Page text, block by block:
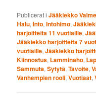
Publicerat i Jääkiekko
Halu,Into,Intohimo,
harjoitteita 11 vuotiaille,
Jääkiekko harjoitteita 7
vuotiaille,Jääkiekko
Kiinnostus, Lamminaho,
Sammuta,Sytytä,Tavoite,
Vanhempien rooli,Vuotiaat,